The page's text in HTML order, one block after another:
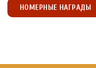
НОМЕРНЫЕ НАГРАДЫ